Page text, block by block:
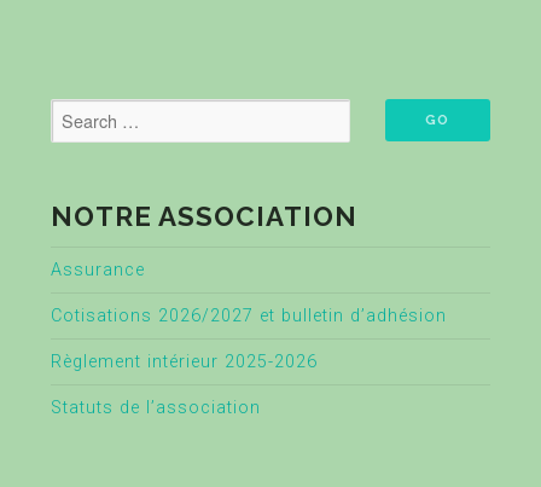
NOTRE ASSOCIATION
Assurance
Cotisations 2026/2027 et bulletin d’adhésion
Règlement intérieur 2025-2026
Statuts de l’association